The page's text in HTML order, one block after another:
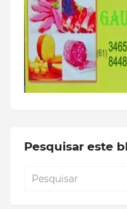
Pesquisar este